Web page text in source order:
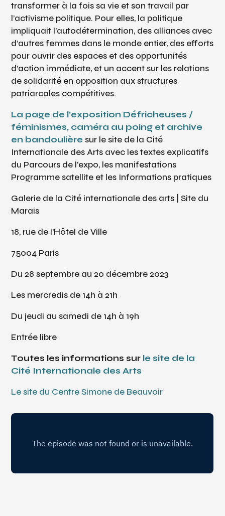
transformer à la fois sa vie et son travail par
l’activisme politique. Pour elles, la politique
impliquait l’autodétermination, des alliances avec
d’autres femmes dans le monde entier, des efforts
pour ouvrir des espaces et des opportunités
d’action immédiate, et un accentsur les relations
de solidarité en opposition aux structures
patriarcales compétitives.
La page de l’exposition Défricheuses /
féminismes, caméra au poing et archive
en bandoulièresur le site de la Cité
Internationale des Arts avec les textes explicatifs
du Parcours de l’expo, les manifestations
Programme satellite et les Informations pratiques
Galerie de la Cité internationale des arts | Site du
Marais
18, rue de l’Hôtel de Ville
75004 Paris
Du 28 septembre au 20 décembre 2023
Les mercredis de 14h à 21h
Du jeudi au samedi de 14h à 19h
Entrée libre
Toutes les informations sur le site de la
Cité Internationale des Arts
Le site du Centre Simone de Beauvoir